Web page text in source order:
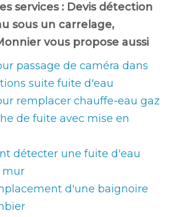
services : Devis détection
sous un carrelage,
vous propose aussi
passage de caméra dans
suite fuite d'eau
remplacer chauffe-eau gaz
de fuite avec mise en
détecter une fuite d'eau
mur
d'une baignoire